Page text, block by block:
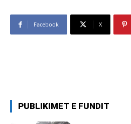
Facebook X
PUBLIKIMET E FUNDIT